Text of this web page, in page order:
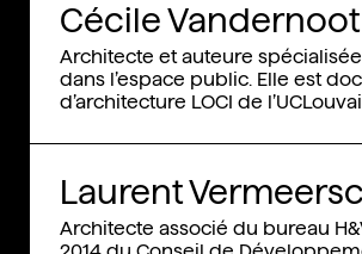
Cécile Vandernoot
Architecte et auteure
dans l’espace public. Elle est
d’architecture LOCI de
Laurent
Architecte associé du bureau